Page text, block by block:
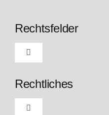
Rechtsfelder
Toggle
Navigation
Aktuell
Arbeits- und Sozialrecht
Rechtliches
Toggle